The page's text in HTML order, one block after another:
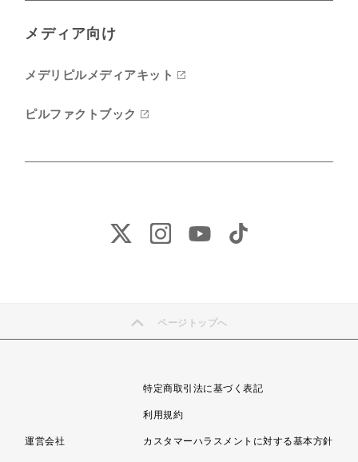
メディア向け
メデリピルメディアキット
ピルファクトブック
ページトップへ
運営会社
特定商取引法に基づく表記
利用規約
カスタマーハラスメントに対する基本方針